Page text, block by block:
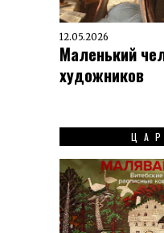
12.05.2026
Маленький
художников